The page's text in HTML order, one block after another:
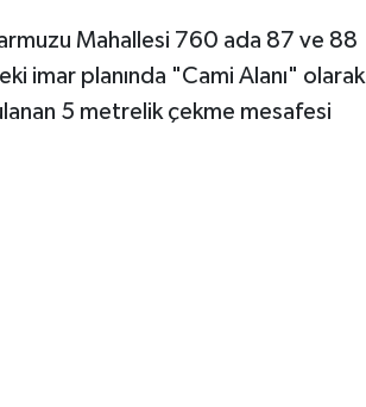
Mahallesi 760 ada 87 ve 88
imar planında "Cami Alanı" olarak
5 metrelik çekme mesafesi